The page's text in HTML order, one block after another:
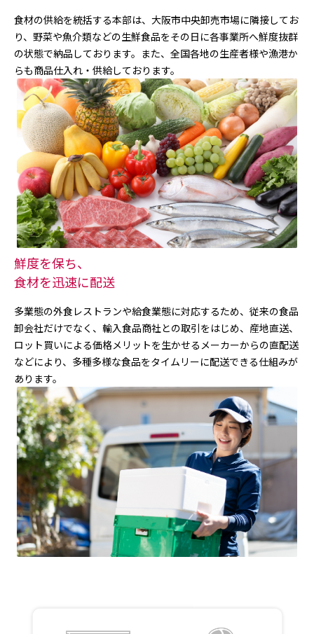
食材の供給を統括する本部は、大阪市中央卸売市場に隣接してお
り、野菜や魚介類などの生鮮食品をその日に各事業所へ鮮度抜群
の状態で納品しております。また、全国各地の生産者様や漁港か
らも商品仕入れ・供給しております。
鮮度を保ち、
食材を迅速に配送
多業態の外食レストランや給食業態に対応するため、従来の食品
卸会社だけでなく、輸入食品商社との取引をはじめ、産地直送、
ロット買いによる価格メリットを生かせるメーカーからの直配送
などにより、多種多様な食品をタイムリーに配送できる仕組みが
あります。